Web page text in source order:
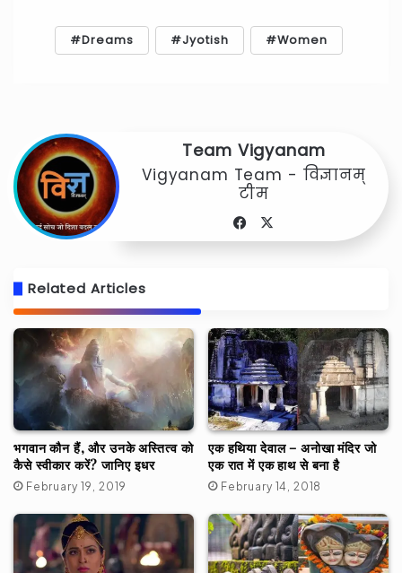
Dreams Jyotish Women
Team Vigyanam
Vigyanam Team - विज्ञानम्
टीम
Facebook
Related Articles
भगवान कौन हैं, और उनके अस्तित्व को
कैसे स्वीकार करें? जानिए इधर
February 19, 2019
एक हथिया देवाल – अनोखा मंदिर जो
एक रात में एक हाथ से बना है
February 14, 2018